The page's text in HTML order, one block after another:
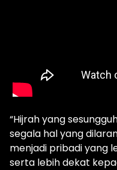
“Hijrah yang
segala hal yang
menjadi pribadi yang
serta lebih dekat